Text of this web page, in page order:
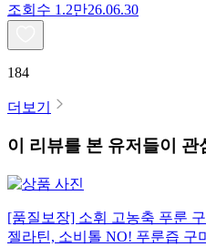
조회수 1.2만26.06.30
184
더보기
이 리뷰를 본 유저들이 관
[품질보장] 소휘 고농축 푸룬
젤라틴, 소비톨 NO! 푸룬즙 구